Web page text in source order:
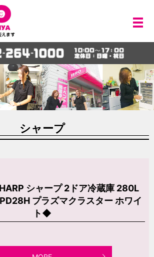
メ
シャープ
シャープ 2ドア冷蔵庫 280L
プラズマクラスター ホワイ
ト◆